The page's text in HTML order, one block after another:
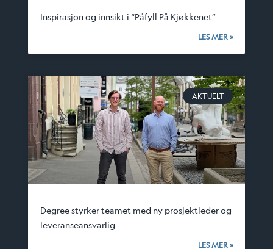
Inspirasjon og innsikt i “Påfyll På Kjøkkenet”
LES MER »
AKTUELT
Degree styrker teamet med ny prosjektleder og
leveranseansvarlig
LES MER »